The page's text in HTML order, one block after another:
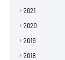
2021
2020
2019
2018